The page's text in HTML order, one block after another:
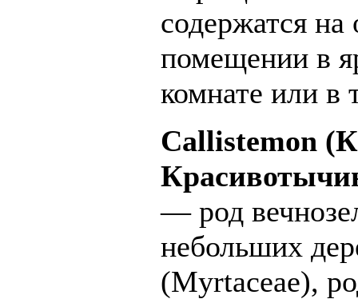
содержатся
помещении в
комнате или в
Callistemon
— род
небольших
(Myrtaceae),